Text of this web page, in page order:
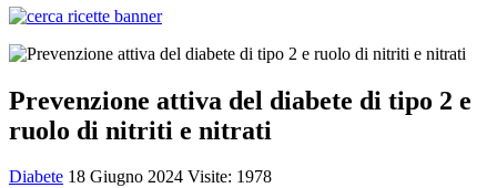
Prevenzione attiva del diabete di tipo 2 e
ruolo di nitriti e nitrati
Diabete 18 Giugno 2024 Visite: 1978